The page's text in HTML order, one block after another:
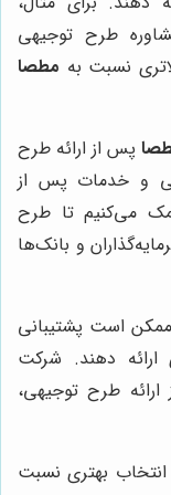
طرح توجیهی
نسبت به مطصا
پس از ارائه طرح
و خدمات پس از
می‌کنیم تا طرح
و بانک‌ها
است پشتیبانی
دهند. شرکت
طرح توجیهی،
بهتری نسبت